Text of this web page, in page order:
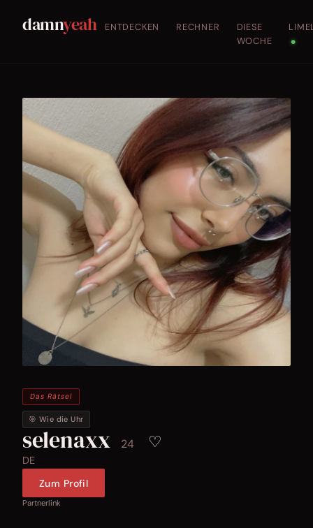
damnyeah ENTDECKEN RECHNER
DIESE
WOCHE
●
Das Rätsel
🎯 Wie die Uhr
selenaxx 24 ♡
DE
Zum Profil
Partnerlink